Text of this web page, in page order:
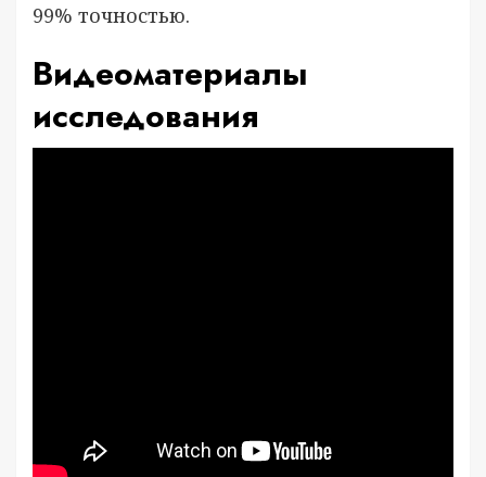
99% точностью.
Видеоматериалы
исследования